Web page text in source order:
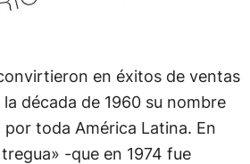
en éxitos de ventas
década de 1960 su nombre
toda América Latina. En
-que en 1974 fue